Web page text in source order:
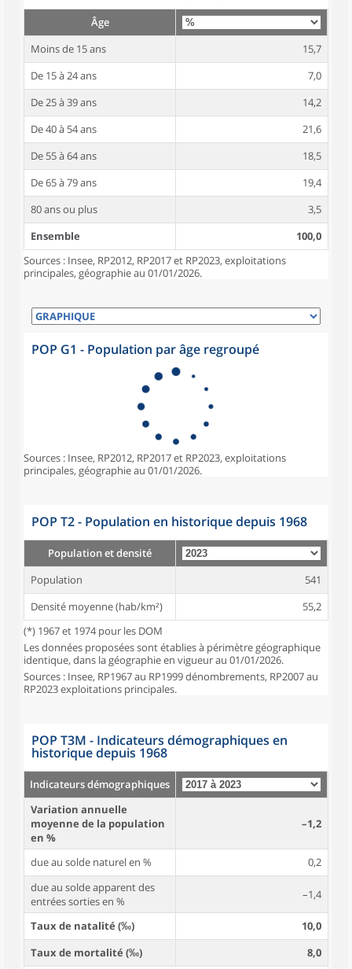
Âge
Moins de 15 ans
15,7
De 15 à 24 ans
7,0
De 25 à 39 ans
14,2
De 40 à 54 ans
21,6
De 55 à 64 ans
18,5
De 65 à 79 ans
19,4
80 ans ou plus
3,5
Ensemble
100,0
Sources : Insee, RP2012, RP2017 et RP2023, exploitations
principales, géographie au 01/01/2026.
POP G1 - Population par âge regroupé
Sources : Insee, RP2012, RP2017 et RP2023, exploitations
principales, géographie au 01/01/2026.
POP T2 - Population en historique depuis 1968
Population et densité
Population
541
Densité moyenne (hab/km²)
55,2
(*) 1967 et 1974 pour les DOM
Les données proposées sont établies à périmètre géographique
identique, dans la géographie en vigueur au 01/01/2026.
Sources : Insee, RP1967 au RP1999 dénombrements, RP2007 au
RP2023 exploitations principales.
POP T3M - Indicateurs démographiques en
historique depuis 1968
Indicateurs démographiques
Variation annuelle
moyenne de la population
en %
–1,2
due au solde naturel en %
0,2
due au solde apparent des
entrées sorties en %
–1,4
Taux de natalité (‰)
10,0
Taux de mortalité (‰)
8,0